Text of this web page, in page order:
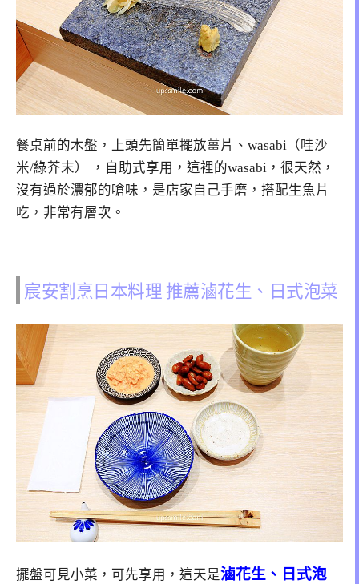
餐桌前的木盤，上頭先簡單擺放薑片、wasabi（哇沙
米/綠芥末） ，自助式享用，這裡的wasabi，很天然，
沒有過於濃郁的嗆味，是店家自己手磨，搭配生魚片
吃，非常有層次。
宸安割烹日本料理 推薦滷花生、日式泡菜
擺盤可見小菜，可先享用，這天是滷花生、日式泡